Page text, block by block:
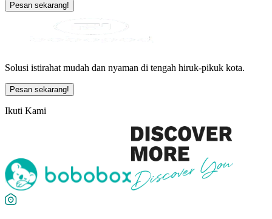
Pesan sekarang!
Solusi istirahat mudah dan nyaman di tengah hiruk-pikuk kota.
Pesan sekarang!
Ikuti Kami